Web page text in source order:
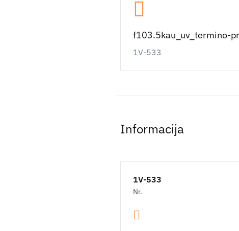
f103.5kau_uv_termino-
1V-533
Informacija
1V-533
Nr.